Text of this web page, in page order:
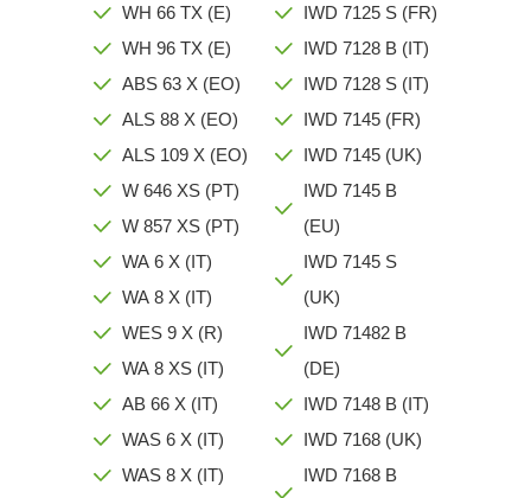
WH 66 TX (E)
WH 96 TX (E)
ABS 63 X (EO)
ALS 88 X (EO)
ALS 109 X (EO)
W 646 XS (PT)
W 857 XS (PT)
WA 6 X (IT)
WA 8 X (IT)
WES 9 X (R)
WA 8 XS (IT)
AB 66 X (IT)
WAS 6 X (IT)
WAS 8 X (IT)
IWD 7125 S (FR)
IWD 7128 B (IT)
IWD 7128 S (IT)
IWD 7145 (FR)
IWD 7145 (UK)
IWD 7145 B
(EU)
IWD 7145 S
(UK)
IWD 71482 B
(DE)
IWD 7148 B (IT)
IWD 7168 (UK)
IWD 7168 B